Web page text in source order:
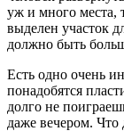
уж и много места,
выделен участок
должно быть
Есть одно очень
понадобятся
долго не
даже вечером. Что